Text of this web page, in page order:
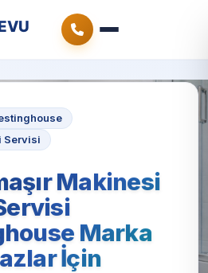
Servisi
Makinesi
Marka
İçin